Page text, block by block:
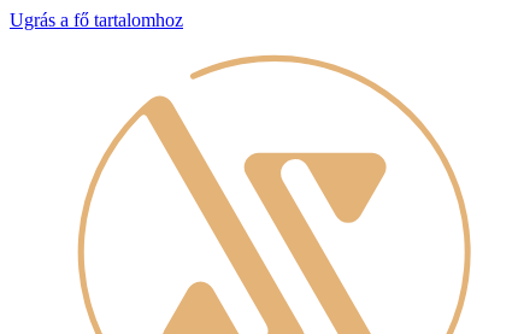
Ugrás a fő tartalomhoz